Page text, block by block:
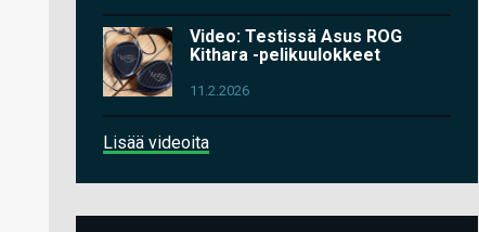
Video: Testissä Asus ROG
Kithara -pelikuulokkeet
11.2.2026
Lisää videoita